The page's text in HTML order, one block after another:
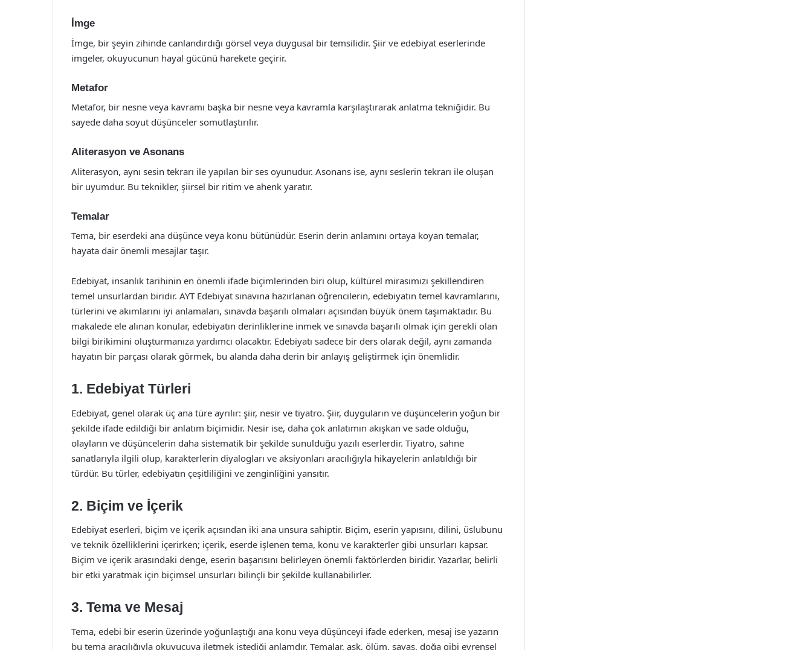
İmge
İmge, bir şeyin zihinde canlandırdığı görsel veya duygusal bir temsilidir. Şiir ve edebiyat eserlerinde
imgeler, okuyucunun hayal gücünü harekete geçirir.
Metafor
Metafor, bir nesne veya kavramı başka bir nesne veya kavramla karşılaştırarak anlatma tekniğidir. Bu
sayede daha soyut düşünceler somutlaştırılır.
Aliterasyon ve Asonans
Aliterasyon, aynı sesin tekrarı ile yapılan bir ses oyunudur. Asonans ise, aynı seslerin tekrarı ile oluşan
bir uyumdur. Bu teknikler, şiirsel bir ritim ve ahenk yaratır.
Temalar
Tema, bir eserdeki ana düşünce veya konu bütünüdür. Eserin derin anlamını ortaya koyan temalar,
hayata dair önemli mesajlar taşır.
Edebiyat, insanlık tarihinin en önemli ifade biçimlerinden biri olup, kültürel mirasımızı şekillendiren
temel unsurlardan biridir. AYT Edebiyat sınavına hazırlanan öğrencilerin, edebiyatın temel kavramlarını,
türlerini ve akımlarını iyi anlamaları, sınavda başarılı olmaları açısından büyük önem taşımaktadır. Bu
makalede ele alınan konular, edebiyatın derinliklerine inmek ve sınavda başarılı olmak için gerekli olan
bilgi birikimini oluşturmanıza yardımcı olacaktır. Edebiyatı sadece bir ders olarak değil, aynı zamanda
hayatın bir parçası olarak görmek, bu alanda daha derin bir anlayış geliştirmek için önemlidir.
1. Edebiyat Türleri
Edebiyat, genel olarak üç ana türe ayrılır: şiir, nesir ve tiyatro. Şiir, duyguların ve düşüncelerin yoğun bir
şekilde ifade edildiği bir anlatım biçimidir. Nesir ise, daha çok anlatımın akışkan ve sade olduğu,
olayların ve düşüncelerin daha sistematik bir şekilde sunulduğu yazılı eserlerdir. Tiyatro, sahne
sanatlarıyla ilgili olup, karakterlerin diyalogları ve aksiyonları aracılığıyla hikayelerin anlatıldığı bir
türdür. Bu türler, edebiyatın çeşitliliğini ve zenginliğini yansıtır.
2. Biçim ve İçerik
Edebiyat eserleri, biçim ve içerik açısından iki ana unsura sahiptir. Biçim, eserin yapısını, dilini, üslubunu
ve teknik özelliklerini içerirken; içerik, eserde işlenen tema, konu ve karakterler gibi unsurları kapsar.
Biçim ve içerik arasındaki denge, eserin başarısını belirleyen önemli faktörlerden biridir. Yazarlar, belirli
bir etki yaratmak için biçimsel unsurları bilinçli bir şekilde kullanabilirler.
3. Tema ve Mesaj
Tema, edebi bir eserin üzerinde yoğunlaştığı ana konu veya düşünceyi ifade ederken, mesaj ise yazarın
bu tema aracılığıyla okuyucuya iletmek istediği anlamdır. Temalar, aşk, ölüm, savaş, doğa gibi evrensel